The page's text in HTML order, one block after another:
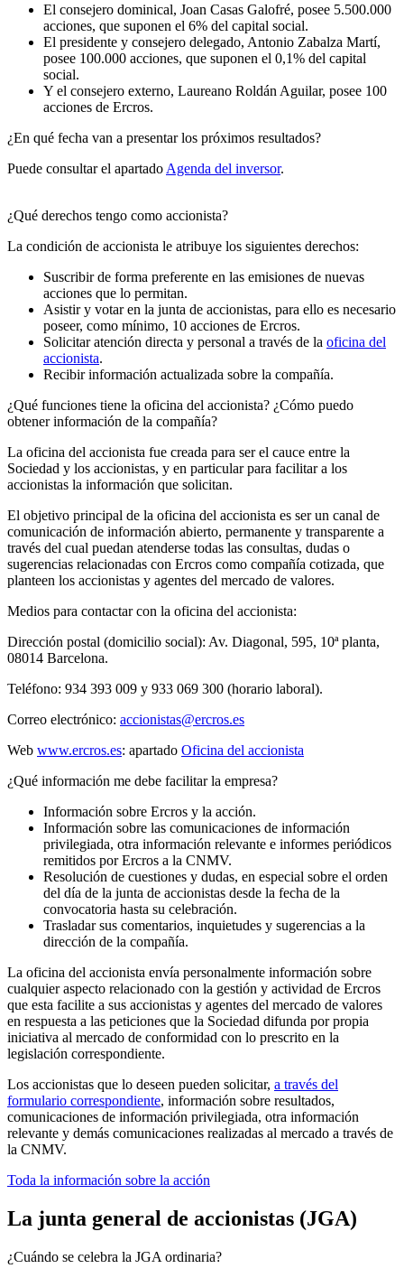
El consejero dominical, Joan Casas Galofré, posee 5.500.000
acciones, que suponen el 6% del capital social.
El presidente y consejero delegado, Antonio Zabalza Martí,
posee 100.000 acciones, que suponen el 0,1% del capital
social.
Y el consejero externo, Laureano Roldán Aguilar, posee 100
acciones de Ercros.
¿En qué fecha van a presentar los próximos resultados?
Puede consultar el apartado Agenda del inversor.
¿Qué derechos tengo como accionista?
La condición de accionista le atribuye los siguientes derechos:
Suscribir de forma preferente en las emisiones de nuevas
acciones que lo permitan.
Asistir y votar en la junta de accionistas, para ello es necesario
poseer, como mínimo, 10 acciones de Ercros.
Solicitar atención directa y personal a través de la oficina del
accionista.
Recibir información actualizada sobre la compañía.
¿Qué funciones tiene la oficina del accionista? ¿Cómo puedo
obtener información de la compañía?
La oficina del accionista fue creada para ser el cauce entre la
Sociedad y los accionistas, y en particular para facilitar a los
accionistas la información que solicitan.
El objetivo principal de la oficina del accionista es ser un canal de
comunicación de información abierto, permanente y transparente a
través del cual puedan atenderse todas las consultas, dudas o
sugerencias relacionadas con Ercros como compañía cotizada, que
planteen los accionistas y agentes del mercado de valores.
Medios para contactar con la oficina del accionista:
Dirección postal (domicilio social): Av. Diagonal, 595, 10ª planta,
08014 Barcelona.
Teléfono: 934 393 009 y 933 069 300 (horario laboral).
Correo electrónico: accionistas@ercros.es
Web www.ercros.es: apartado Oficina del accionista
¿Qué información me debe facilitar la empresa?
Información sobre Ercros y la acción.
Información sobre las comunicaciones de información
privilegiada, otra información relevante e informes periódicos
remitidos por Ercros a la CNMV.
Resolución de cuestiones y dudas, en especial sobre el orden
del día de la junta de accionistas desde la fecha de la
convocatoria hasta su celebración.
Trasladar sus comentarios, inquietudes y sugerencias a la
dirección de la compañía.
La oficina del accionista envía personalmente información sobre
cualquier aspecto relacionado con la gestión y actividad de Ercros
que esta facilite a sus accionistas y agentes del mercado de valores
en respuesta a las peticiones que la Sociedad difunda por propia
iniciativa al mercado de conformidad con lo prescrito en la
legislación correspondiente.
Los accionistas que lo deseen pueden solicitar, a través del
formulario correspondiente, información sobre resultados,
comunicaciones de información privilegiada, otra información
relevante y demás comunicaciones realizadas al mercado a través de
la CNMV.
Toda la información sobre la acción
La junta general de accionistas (JGA)
¿Cuándo se celebra la JGA ordinaria?